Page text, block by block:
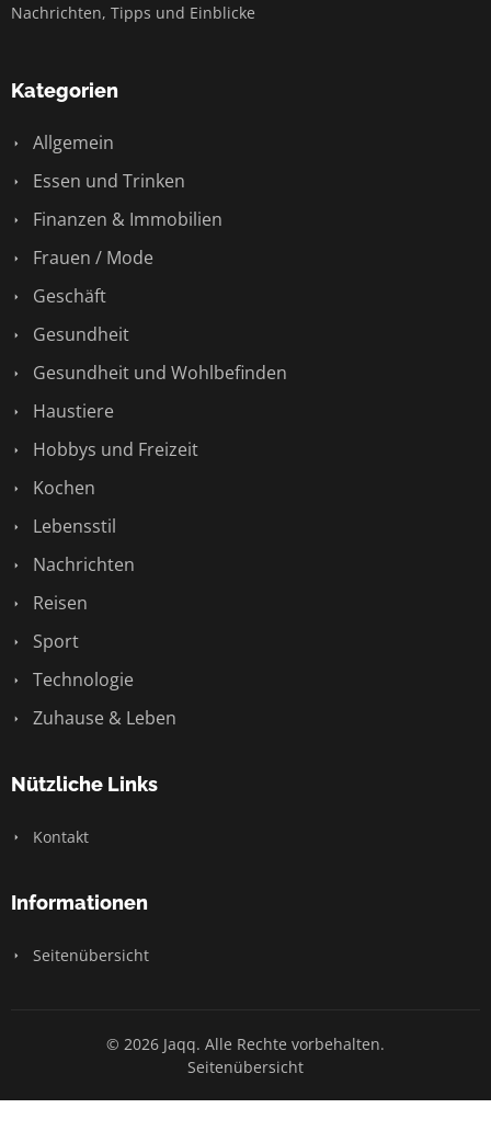
Nachrichten, Tipps und Einblicke
Kategorien
Allgemein
Essen und Trinken
Finanzen & Immobilien
Frauen / Mode
Geschäft
Gesundheit
Gesundheit und Wohlbefinden
Haustiere
Hobbys und Freizeit
Kochen
Lebensstil
Nachrichten
Reisen
Sport
Technologie
Zuhause & Leben
Nützliche Links
Kontakt
Informationen
Seitenübersicht
© 2026 Jaqq. Alle Rechte vorbehalten.
Seitenübersicht